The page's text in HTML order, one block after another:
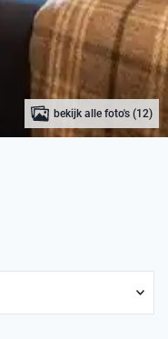
bekijk alle foto's (12)